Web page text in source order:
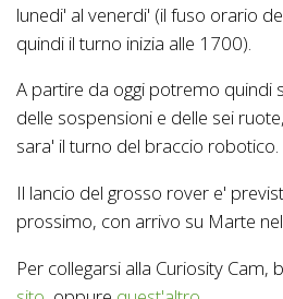
lunedi' al venerdi' (il fuso orario
quindi il turno inizia alle 1700).
A partire da oggi potremo quindi
delle sospensioni e delle sei
sara' il turno del braccio robotico.
Il lancio del grosso rover e'
prossimo, con arrivo su Marte
Per collegarsi alla Curiosity Cam,